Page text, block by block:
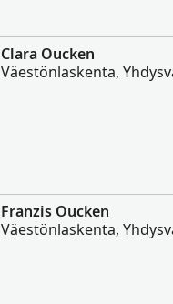
Clara Oucken
Väestönlaskenta,
Franzis Oucken
Väestönlaskenta,